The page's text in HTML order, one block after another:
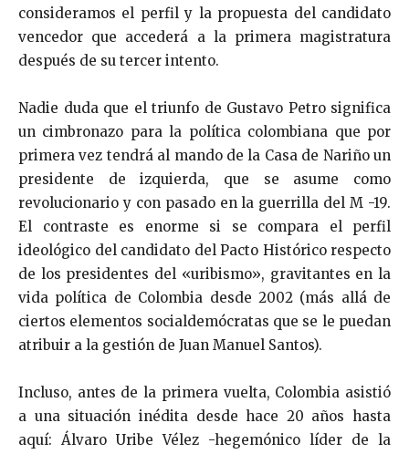
consideramos el perfil y la propuesta del candidato
vencedor que accederá a la primera magistratura
después de su tercer intento.
Nadie duda que el triunfo de Gustavo Petro significa
un cimbronazo para la política colombiana que por
primera vez tendrá al mando de la Casa de Nariño un
presidente de izquierda, que se asume como
revolucionario y con pasado en la guerrilla del M -19.
El contraste es enorme si se compara el perfil
ideológico del candidato del Pacto Histórico respecto
de los presidentes del «uribismo», gravitantes en la
vida política de Colombia desde 2002 (más allá de
ciertos elementos socialdemócratas que se le puedan
atribuir a la gestión de Juan Manuel Santos).
Incluso, antes de la primera vuelta, Colombia asistió
a una situación inédita desde hace 20 años hasta
aquí: Álvaro Uribe Vélez -hegemónico líder de la